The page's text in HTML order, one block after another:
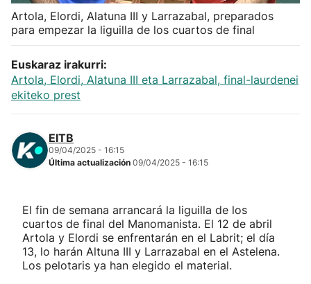
Kirolak 360
Atletismo
Carreras de montaña
"Helmuga"
Artola, Elordi, Alatuna III y Larrazabal, preparados
para empezar la liguilla de los cuartos de final
Euskaraz irakurri:
Artola, Elordi, Alatuna III eta Larrazabal, final-laurdenei
ekiteko prest
EITB
09/04/2025 - 16:15
Última actualización 09/04/2025 - 16:15
El fin de semana arrancará la liguilla de los
cuartos de final del Manomanista. El 12 de abril
Artola y Elordi se enfrentarán en el Labrit; el día
13, lo harán Altuna III y Larrazabal en el Astelena.
Los pelotaris ya han elegido el material.